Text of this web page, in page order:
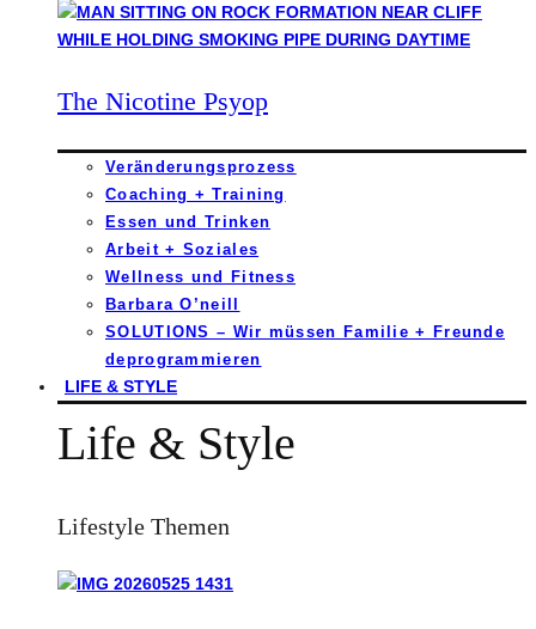
The Nicotine Psyop
Veränderungsprozess
Coaching + Training
Essen und Trinken
Arbeit + Soziales
Wellness und Fitness
Barbara O’neill
SOLUTIONS – Wir müssen Familie + Freunde
deprogrammieren
LIFE & STYLE
Life & Style
Lifestyle Themen